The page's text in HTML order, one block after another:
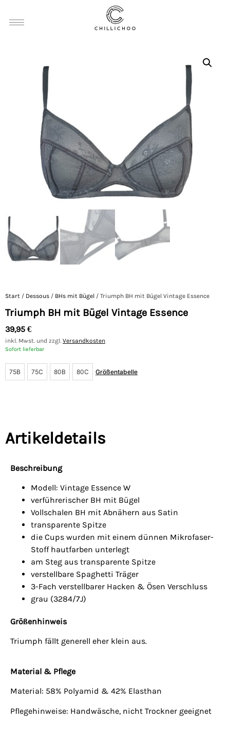
Start / Dessous / BHs mit Bügel / Triumph BH mit Bügel Vintage Essence
Triumph BH mit Bügel Vintage Essence
39,95 €
inkl. Mwst. und zzgl. Versandkosten
Sofort lieferbar
75B 75C 80B 80C Größentabelle
Artikeldetails
Beschreibung
Modell: Vintage Essence W
verführerischer BH mit Bügel
Vollschalen BH mit Abnähern aus Satin
transparente Spitze
die Cups wurden mit einem dünnen Mikrofaser-
Stoff hautfarben unterlegt
am Steg aus transparente Spitze
verstellbare Spaghetti Träger
3-Fach verstellbarer Hacken & Ösen Verschluss
grau (3284/7J)
Größenhinweis
Triumph fällt generell eher klein aus.
Material & Pflege
Material: 58% Polyamid & 42% Elasthan
Pflegehinweise: Handwäsche, nicht Trockner geeignet